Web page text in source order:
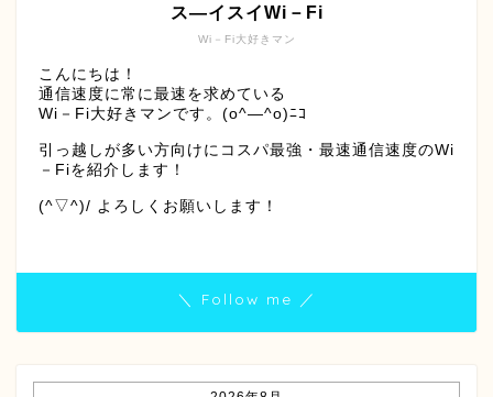
Wi－Fi大好きマン
ス―イスイWi－Fi
こんにちは！
通信速度に常に最速を求めている
Wi－Fi大好きマンです。(o^―^o)ﾆｺ
引っ越しが多い方向けにコスパ最強・最速通信速度のWi
－Fiを紹介します！
(^▽^)/ よろしくお願いします！
＼ Follow me ／